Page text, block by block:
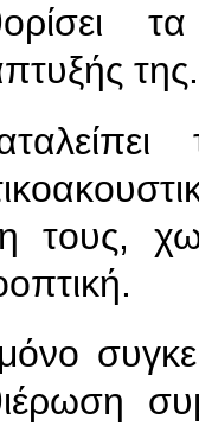
της.
τους,